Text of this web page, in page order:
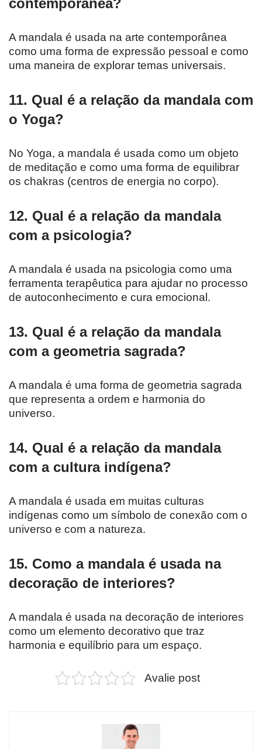
contemporânea?
A mandala é usada na arte contemporânea
como uma forma de expressão pessoal e como
uma maneira de explorar temas universais.
11. Qual é a relação da mandala com
o Yoga?
No Yoga, a mandala é usada como um objeto
de meditação e como uma forma de equilibrar
os chakras (centros de energia no corpo).
12. Qual é a relação da mandala
com a psicologia?
A mandala é usada na psicologia como uma
ferramenta terapêutica para ajudar no processo
de autoconhecimento e cura emocional.
13. Qual é a relação da mandala
com a geometria sagrada?
A mandala é uma forma de geometria sagrada
que representa a ordem e harmonia do
universo.
14. Qual é a relação da mandala
com a cultura indígena?
A mandala é usada em muitas culturas
indígenas como um símbolo de conexão com o
universo e com a natureza.
15. Como a mandala é usada na
decoração de interiores?
A mandala é usada na decoração de interiores
como um elemento decorativo que traz
harmonia e equilíbrio para um espaço.
Avalie post